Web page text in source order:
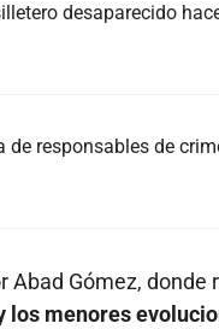
desaparecido
responsables de
Gómez, donde
menores